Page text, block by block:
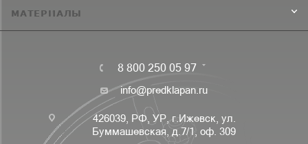
МАТЕРИАЛЫ
8 800 250 05 97
info@predklapan.ru
426039, РФ, УР, г.Ижевск, ул.
Буммашевская, д.7/1, оф. 309